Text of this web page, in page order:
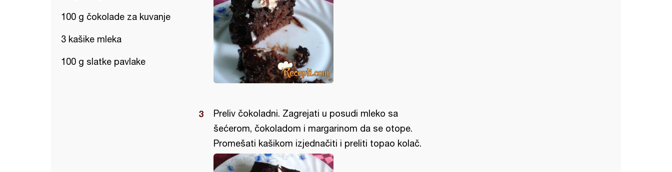
100 g čokolade za kuvanje
3 kašike mleka
100 g slatke pavlake
Preliv čokoladni. Zagrejati u posudi mleko sa
šećerom, čokoladom i margarinom da se otope.
Promešati kašikom izjednačiti i preliti topao kolač.